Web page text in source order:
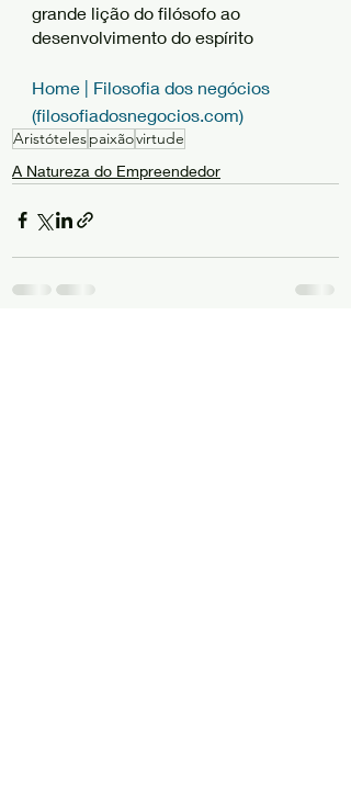
grande lição do filósofo ao
desenvolvimento do espírito
Home | Filosofia dos negócios
(filosofiadosnegocios.com)
Aristótelespaixãovirtude
A Natureza do Empreendedor